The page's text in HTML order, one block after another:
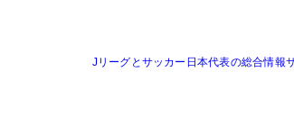
Jリーグとサッカー日本代表の総合情報